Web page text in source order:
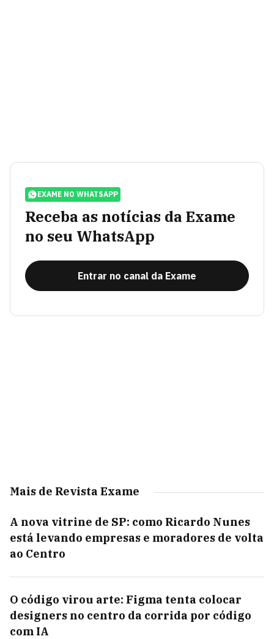
EXAME NO WHATSAPP
Receba as notícias da Exame
no seu WhatsApp
Entrar no canal da Exame
Mais de Revista Exame
A nova vitrine de SP: como Ricardo Nunes
está levando empresas e moradores de volta
ao Centro
O código virou arte: Figma tenta colocar
designers no centro da corrida por código
com IA